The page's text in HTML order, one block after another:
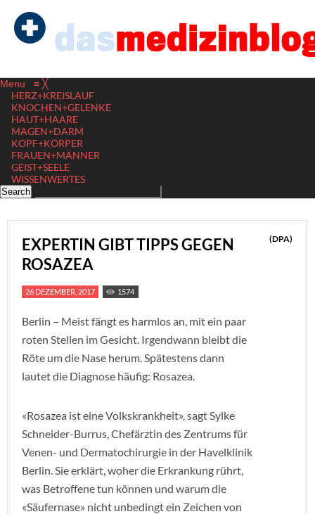
Menu ≡ ╳
HERZ+KREISLAUF
KNOCHEN+GELENKE
HAUT+HAARE
MAGEN+DARM
KOPF+KÖRPER
FRAUEN+MÄNNER
GEIST+SEELE
WISSENWERTES
EXPERTIN GIBT TIPPS GEGEN
ROSAZEA
(DPA)
26 DEZEMBER, 2017 1574
Berlin – Meist fängt es harmlos an, mit ein paar
roten Stellen im Gesicht. Irgendwann bleibt die
Röte um die Nase herum. Spätestens dann
lautet die Diagnose häufig: Rosazea.
«Rosazea ist eine Volkskrankheit», sagt Sylke
Schneider-Burrus, Chefärztin des Zentrums für
Venen- und Dermatochirurgie in der Havelklinik
Berlin. Sie erklärt, woher die Erkrankung rührt,
was Betroffene tun können und warum die
«Säufernase» nicht unbedingt ein Zeichen von